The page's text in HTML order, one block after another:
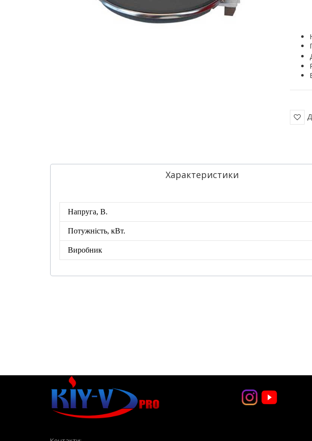
Характеристики
Напруга, В.
Потужність, кВт.
Виробник